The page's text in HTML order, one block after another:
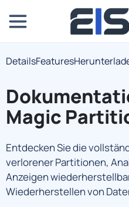
DetailsFeatures
Magic
Entdecken Sie die
verlorener Partitionen,
Anzeigen
Wiederherstellen von